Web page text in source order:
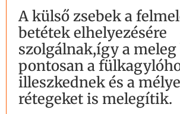
A külső zsebek a
betétek elhelyezésére
szolgálnak,így a
pontosan a
illeszkednek és a
rétegeket is melegítik.